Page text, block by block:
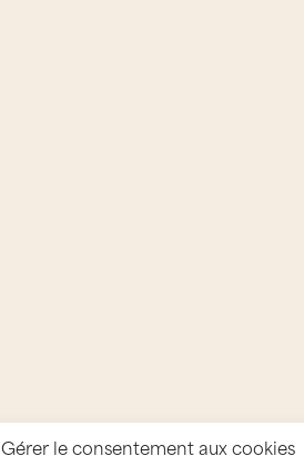
Gérer le consentement aux cookies